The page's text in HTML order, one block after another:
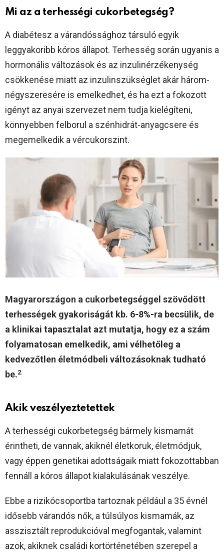
Mi az a terhességi cukorbetegség?
A diabétesz a várandóssághoz társuló egyik
leggyakoribb kóros állapot. Terhesség során ugyanis a
hormonális változások és az inzulinérzékenység
csökkenése miatt az inzulinszükséglet akár három-
négyszeresére is emelkedhet, és ha ezt a fokozott
igényt az anyai szervezet nem tudja kielégíteni,
könnyebben felborul a szénhidrát-anyagcsere és
megemelkedik a vércukorszint.
Magyarországon a cukorbetegséggel szövődött
terhességek gyakoriságát kb. 6-8%-ra becsülik, de
a klinikai tapasztalat azt mutatja, hogy ez a szám
folyamatosan emelkedik, ami vélhetőleg a
kedvezőtlen életmódbeli változásoknak tudható
be.2
Akik veszélyeztetettek
A terhességi cukorbetegség bármely kismamát
érintheti, de vannak, akiknél életkoruk, életmódjuk,
vagy éppen genetikai adottságaik miatt fokozottabban
fennáll a kóros állapot kialakulásának veszélye.
Ebbe a rizikócsoportba tartoznak például a 35 évnél
idősebb várandós nők, a túlsúlyos kismamák, az
asszisztált reprodukcióval megfogantak, valamint
azok, akiknek családi kortörténetében szerepel a